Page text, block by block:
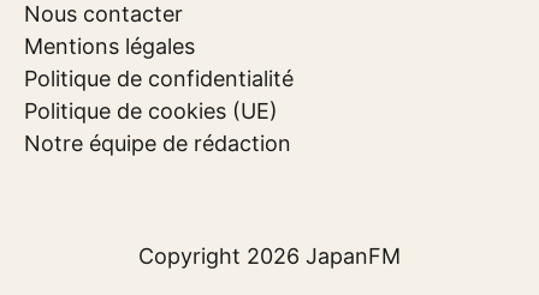
Nous contacter
Mentions légales
Politique de confidentialité
Politique de cookies (UE)
Notre équipe de rédaction
Copyright 2026 JapanFM